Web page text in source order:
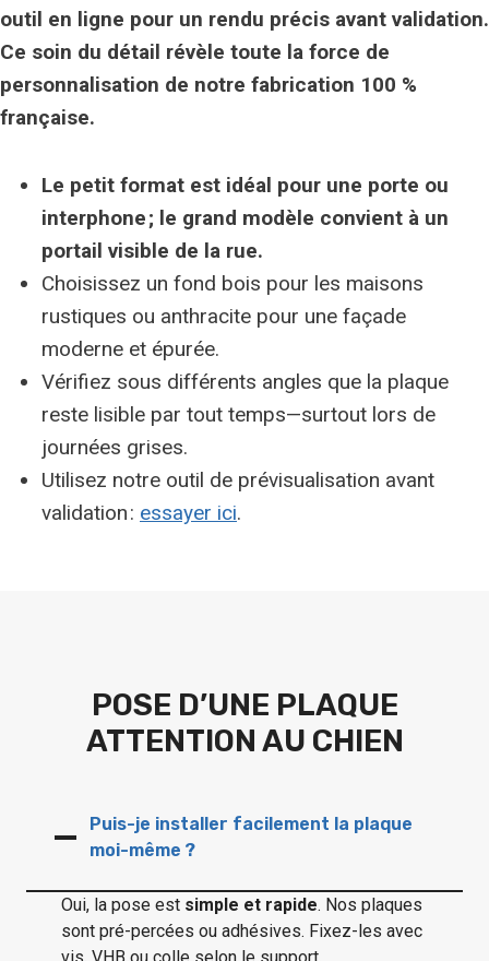
outil en ligne pour un rendu précis avant validation.
Ce soin du détail révèle toute la force de
personnalisation de notre fabrication 100 %
française.
Le petit format est idéal pour une porte ou
interphone ; le grand modèle convient à un
portail visible de la rue.
Choisissez un fond bois pour les maisons
rustiques ou anthracite pour une façade
moderne et épurée.
Vérifiez sous différents angles que la plaque
reste lisible par tout temps—surtout lors de
journées grises.
Utilisez notre outil de prévisualisation avant
validation : essayer ici.
POSE D’UNE PLAQUE
ATTENTION AU CHIEN
Puis-je installer facilement la plaque
moi-même ?
Oui, la pose est simple et rapide. Nos plaques
sont pré-percées ou adhésives. Fixez-les avec